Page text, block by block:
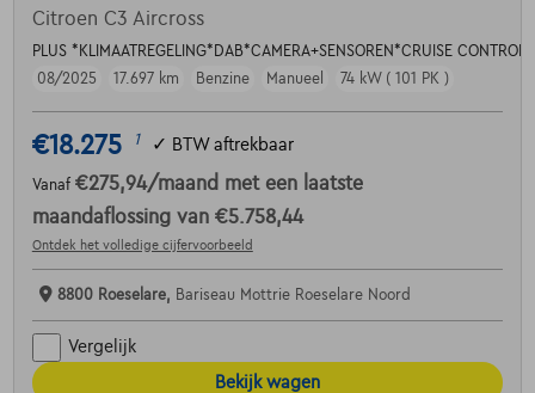
Citroen C3 Aircross
PLUS *KLIMAATREGELING*DAB*CAMERA+SENSOREN*CRUISE CONTROL*
08/2025
17.697 km Benzine Manueel 74 kW ( 101 PK )
€18.275 1 ✓ BTW aftrekbaar
Vanaf €275,94/maand met een laatste
maandaflossing van €5.758,44
Ontdek het volledige cijfervoorbeeld
8800 Roeselare, Bariseau Mottrie Roeselare Noord
Vergelijk
Bekijk wagen